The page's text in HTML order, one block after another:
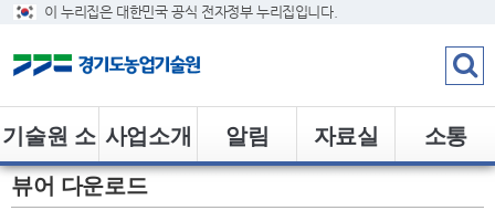
이 누리집은 대한민국 공식 전자정부 누리집입니다.
소통
자료실
알림
사업소개
기술원 소
개
뷰어 다운로드